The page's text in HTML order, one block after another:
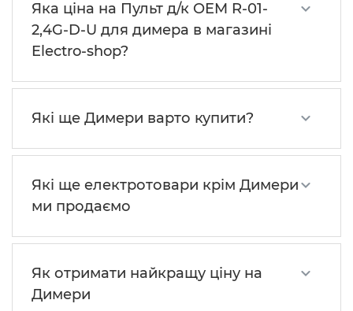
Яка ціна на Пульт д/к OEM R-01-
2,4G-D-U для димера в магазині
Electro-shop?
Які ще Димери варто купити?
Які ще електротовари крім Димери
ми продаємо
Як отримати найкращу ціну на
Димери